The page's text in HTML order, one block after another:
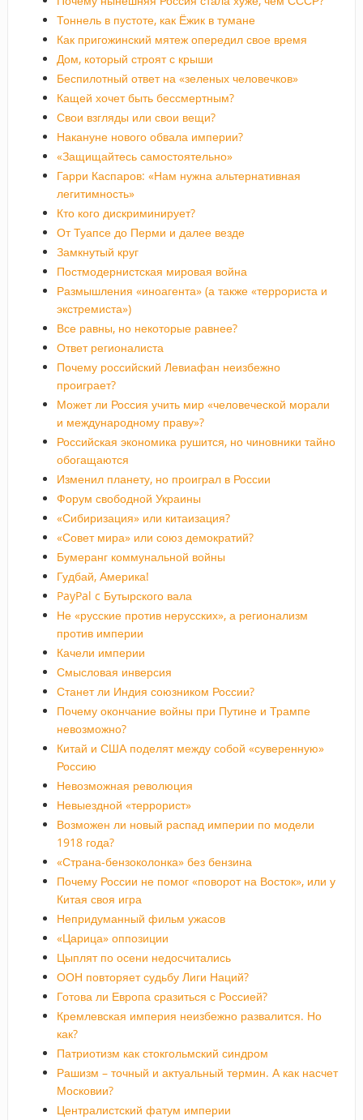
Тоннель в пустоте, как Ёжик в тумане
Как пригожинский мятеж опередил свое время
Дом, который строят с крыши
Беспилотный ответ на «зеленых человечков»
Кащей хочет быть бессмертным?
Свои взгляды или свои вещи?
Накануне нового обвала империи?
«Защищайтесь самостоятельно»
Гарри Каспаров: «Нам нужна альтернативная
легитимность»
Кто кого дискриминирует?
От Туапсе до Перми и далее везде
Замкнутый круг
Постмодернистская мировая война
Размышления «иноагента» (а также «террориста и
экстремиста»)
Все равны, но некоторые равнее?
Ответ регионалиста
Почему российский Левиафан неизбежно
проиграет?
Может ли Россия учить мир «человеческой морали
и международному праву»?
Российская экономика рушится, но чиновники тайно
обогащаются
Изменил планету, но проиграл в России
Форум свободной Украины
«Сибиризация» или китаизация?
«Совет мира» или союз демократий?
Бумеранг коммунальной войны
Гудбай, Америка!
PayPal c Бутырского вала
Не «русские против нерусских», а регионализм
против империи
Качели империи
Смысловая инверсия
Станет ли Индия союзником России?
Почему окончание войны при Путине и Трампе
невозможно?
Китай и США поделят между собой «суверенную»
Россию
Невозможная революция
Невыездной «террорист»
Возможен ли новый распад империи по модели
1918 года?
«Страна-бензоколонка» без бензина
Почему России не помог «поворот на Восток», или у
Китая своя игра
Непридуманный фильм ужасов
«Царица» оппозиции
Цыплят по осени недосчитались
ООН повторяет судьбу Лиги Наций?
Готова ли Европа сразиться с Россией?
Кремлевская империя неизбежно развалится. Но
как?
Патриотизм как стокгольмский синдром
Рашизм – точный и актуальный термин. А как насчет
Московии?
Централистский фатум империи